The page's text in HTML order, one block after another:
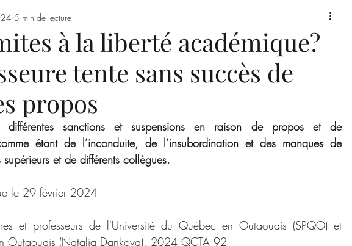
étudiantes
à la liberté académique?
tente sans succès de
propos
5 min de lecture
différentes sanctions et suspensions en raison de propos et de
étant de l’inconduite, de l’insubordination et des manques de
et de différents collègues.
le 29 février 2024
et professeurs de l'Université du Québec en Outaouais (SPQO) et
Outaouais (Natalia Dankova), 2024 QCTA 92